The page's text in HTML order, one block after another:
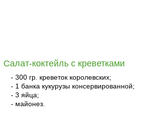
Салат-коктейль с креветками
- 300 гр. креветок королевских;
- 1 банка кукурузы консервированной;
- 3 яйца;
- майонез.